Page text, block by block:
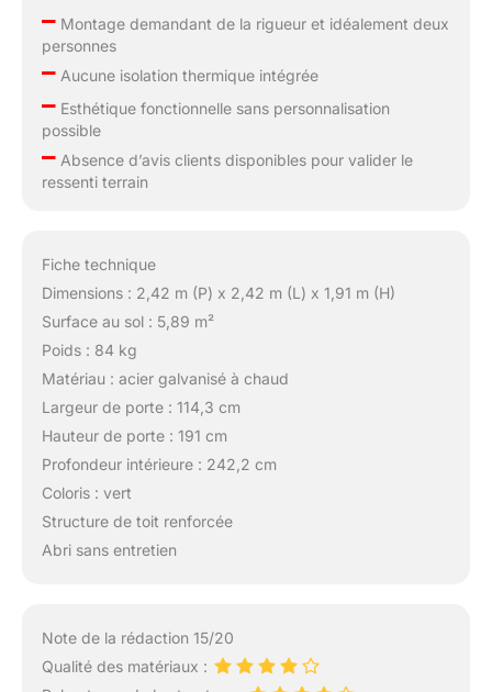
–Montage demandant de la rigueur et idéalement deux
personnes
–Aucune isolation thermique intégrée
–Esthétique fonctionnelle sans personnalisation
possible
–Absence d’avis clients disponibles pour valider le
ressenti terrain
Fiche technique
Dimensions : 2,42 m (P) x 2,42 m (L) x 1,91 m (H)
Surface au sol : 5,89 m²
Poids : 84 kg
Matériau : acier galvanisé à chaud
Largeur de porte : 114,3 cm
Hauteur de porte : 191 cm
Profondeur intérieure : 242,2 cm
Coloris : vert
Structure de toit renforcée
Abri sans entretien
Note de la rédaction 15/20
Qualité des matériaux :